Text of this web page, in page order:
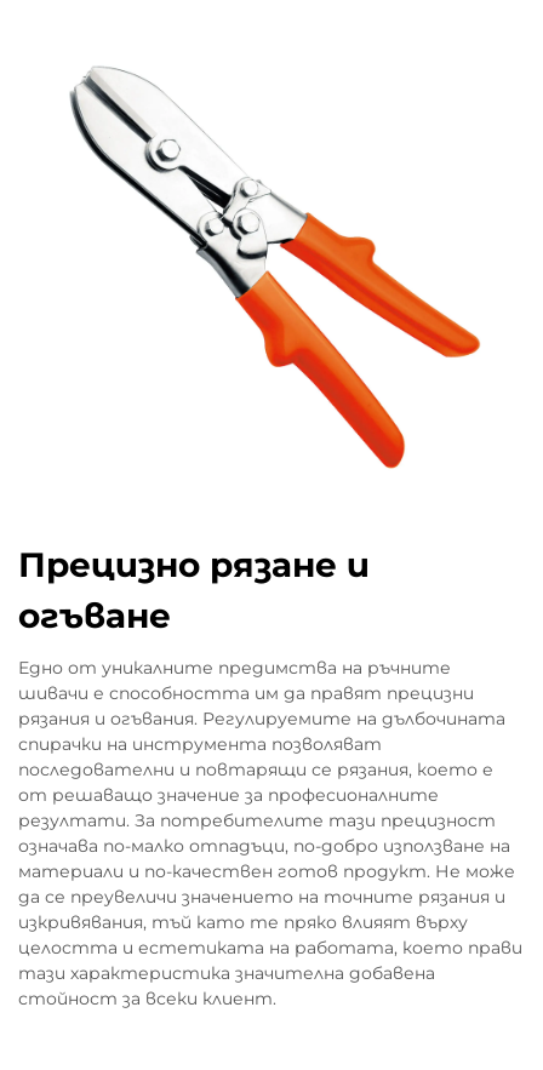
Прецизно рязане и
огъване
Едно от уникалните предимства на ръчните
шивачи е способността им да правят прецизни
рязания и огъвания. Регулируемите на дълбочината
спирачки на инструмента позволяват
последователни и повтарящи се рязания, което е
от решаващо значение за професионалните
резултати. За потребителите тази прецизност
означава по-малко отпадъци, по-добро използване на
материали и по-качествен готов продукт. Не може
да се преувеличи значението на точните рязания и
изкривявания, тъй като те пряко влияят върху
целостта и естетиката на работата, което прави
тази характеристика значителна добавена
стойност за всеки клиент.